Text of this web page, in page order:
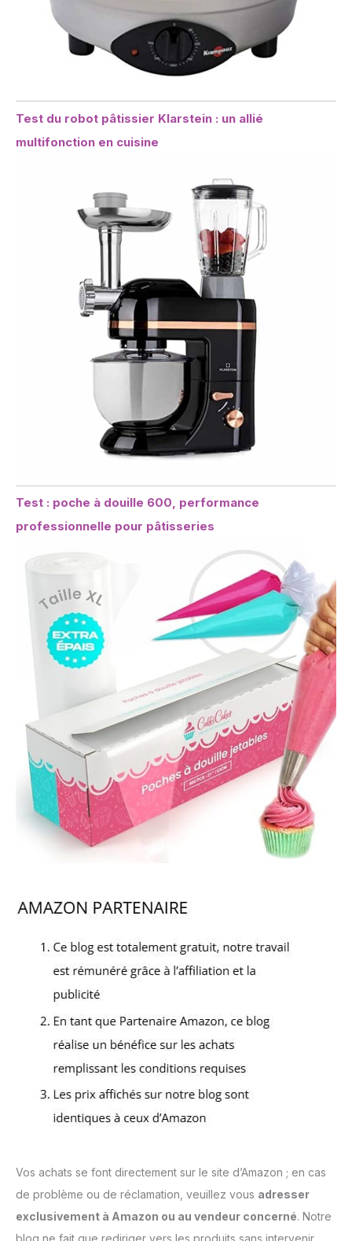
Test du robot pâtissier Klarstein : un allié
multifonction en cuisine
Test : poche à douille 600, performance
professionnelle pour pâtisseries
Vos achats se font directement sur le site d’Amazon ; en cas
de problème ou de réclamation, veuillez vous adresser
exclusivement à Amazon ou au vendeur concerné. Notre